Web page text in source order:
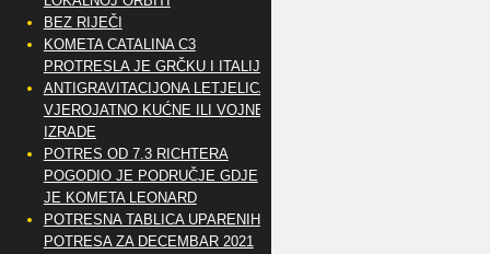
BEZ RIJEČI
KOMETA CATALINA C3
PROTRESLA JE GRČKU I ITALIJU
ANTIGRAVITACIJONA LETJELICA
VJEROJATNO KUĆNE ILI VOJNE
IZRADE
POTRES OD 7.3 RICHTERA
POGODIO JE PODRUČJE GDJE
JE KOMETA LEONARD
POTRESNA TABLICA UPARENIH
POTRESA ZA DECEMBAR 2021